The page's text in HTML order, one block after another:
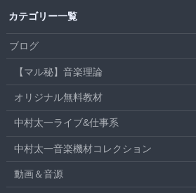
カテゴリー一覧
ブログ
【マル秘】音楽理論
オリジナル無料教材
中村太一ライブ&仕事系
中村太一音楽機材コレクション
動画＆音源